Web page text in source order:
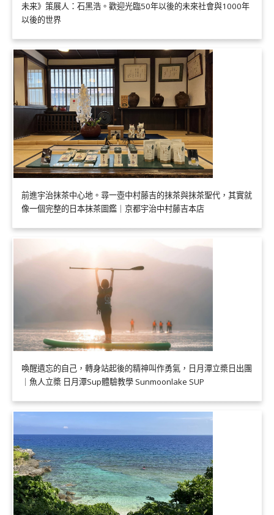
未来》策展人：石黑浩。歡迎光臨50年以後的未來社會與1000年
以後的世界
前進宇治抹茶中心地。尋一壺中村藤吉的抹茶與抹茶聖代，其實就
像一個完整的日本抹茶圖鑑｜京都宇治中村藤吉本店
喚醒遺忘的自己，轉身站起後的精神叫作勇氣，日月潭立槳日出團
｜魚人立槳 日月潭Sup體驗教學 Sunmoonlake SUP